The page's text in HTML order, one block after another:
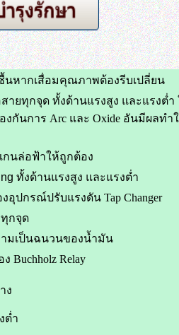
นหากเสื่อมคุณภาพต้องรีบเปลี่ยน
ยทุกจุด ทั้งด้านแรงสูง และแรงต่ำ
งกันการ Arc และ Oxide อันมีผลทำ
กนล่อฟ้าให้ถูกต้อง
ทั้งด้านแรงสูง และแรงต่ำ
อุปกรณ์ปรับแรงดัน Tap Changer
ทุกจุด
มเป็นฉนวนของน้ำมัน
Buchholz Relay
ง
ต่ำ